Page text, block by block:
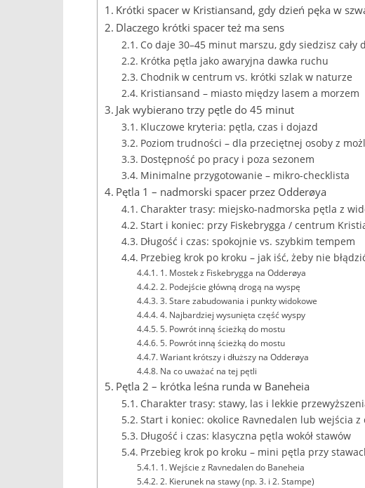
Krótki spacer w Kristiansand, gdy dzień pęka w
Dlaczego krótki spacer też ma sens
Co daje 30–45 minut marszu, gdy siedzisz cały
Krótka pętla jako awaryjna dawka ruchu
Chodnik w centrum vs. krótki szlak w naturze
Kristiansand – miasto między lasem a morzem
Jak wybierano trzy pętle do 45 minut
Kluczowe kryteria: pętla, czas i dojazd
Poziom trudności – dla przeciętnej osoby z
Dostępność po pracy i poza sezonem
Minimalne przygotowanie – mikro-checklista
Pętla 1 – nadmorski spacer przez Odderøya
Charakter trasy: miejsko-nadmorska pętla z
Start i koniec: przy Fiskebrygga / centrum
Długość i czas: spokojnie vs. szybkim tempem
Przebieg krok po kroku – jak iść, żeby nie
1. Mostek z Fiskebrygga na Odderøya
2. Podejście główną drogą na wyspę
3. Stare zabudowania i punkty widokowe
4. Najbardziej wysunięta część wyspy
5. Powrót inną ścieżką do mostu
5. Powrót inną ścieżką do mostu
Wariant krótszy i dłuższy na Odderøya
Na co uważać na tej pętli
Pętla 2 – krótka leśna runda w Baneheia
Charakter trasy: stawy, las i lekkie
Start i koniec: okolice Ravnedalen lub wejścia z
Długość i czas: klasyczna pętla wokół stawów
Przebieg krok po kroku – mini pętla przy
1. Wejście z Ravnedalen do Baneheia
2. Kierunek na stawy (np. 3. i 2. Stampe)